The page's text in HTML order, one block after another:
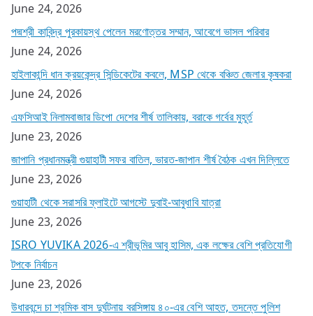
June 24, 2026
পদ্মশ্রী কাবিন্দ্র পুরকায়স্থ পেলেন মরণোত্তর সম্মান, আবেগে ভাসল পরিবার
June 24, 2026
হাইলাকান্দি ধান ক্রয়কেন্দ্র সিন্ডিকেটের কবলে, MSP থেকে বঞ্চিত জেলার কৃষকরা
June 24, 2026
এফসিআই নিলামবাজার ডিপো দেশের শীর্ষ তালিকায়, বরাকে গর্বের মুহূর্ত
June 23, 2026
জাপানি প্রধানমন্ত্রী গুয়াহাটী সফর বাতিল, ভারত-জাপান শীর্ষ বৈঠক এখন দিল্লিতে
June 23, 2026
গুয়াহাটী থেকে সরাসরি ফ্লাইটে আগস্টে দুবাই-আবুধাবি যাত্রা
June 23, 2026
ISRO YUVIKA 2026-এ শ্রীভূমির আবু হাসিম, এক লক্ষের বেশি প্রতিযোগী
টপকে নির্বাচন
June 23, 2026
উধারবন্দে চা শ্রমিক বাস দুর্ঘটনায় বরসিঙ্গায় ৪০-এর বেশি আহত, তদন্তে পুলিশ